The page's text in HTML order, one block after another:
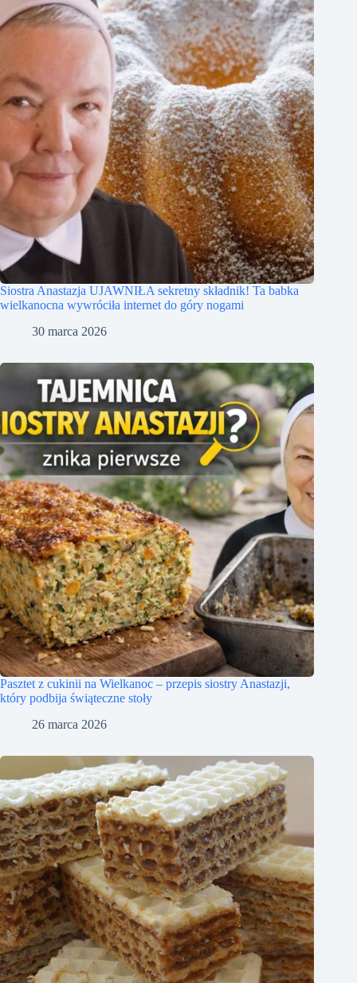
Siostra Anastazja UJAWNIŁA sekretny składnik! Ta babka
wielkanocna wywróciła internet do góry nogami
30 marca 2026
Pasztet z cukinii na Wielkanoc – przepis siostry Anastazji,
który podbija świąteczne stoły
26 marca 2026